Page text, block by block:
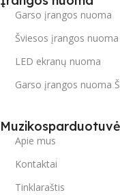
Garso įrangos nuoma
Šviesos įrangos nuoma
LED ekranų nuoma
Garso įrangos nuoma
Muzikosparduotuvė
Apie mus
Kontaktai
Tinklaraštis